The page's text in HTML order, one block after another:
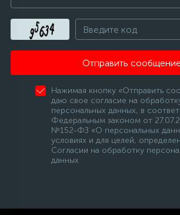
Отправить сообщение
Нажимая кнопку «Отправить
даю свое согласие на
персональных данных, в
Федеральным законом от
№152-ФЗ «О персональных
условиях и для целей,
Согласии на обработку
данных